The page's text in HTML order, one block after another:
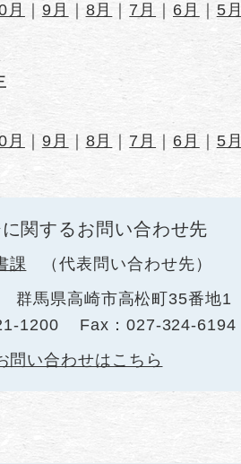
月 9月 8月 7月 6月 5月
月 9月 8月 7月 6月 5月
関するお問い合わせ先
課
代表問い合わせ先
群馬県高崎市高松町35番地1
1200
Fax：027-324-6194
問い合わせはこちら